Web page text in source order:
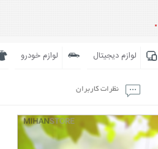
لوازم دیجیتال لوازم خودرو
نظرات کاربران